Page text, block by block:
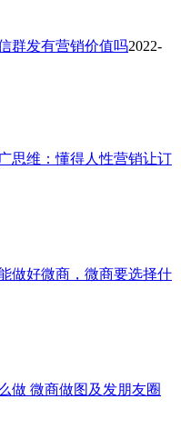
群发有营销价值吗2022-
思维：懂得人性营销让订
做好微商，微商要选择什
做 微商做图及发朋友圈